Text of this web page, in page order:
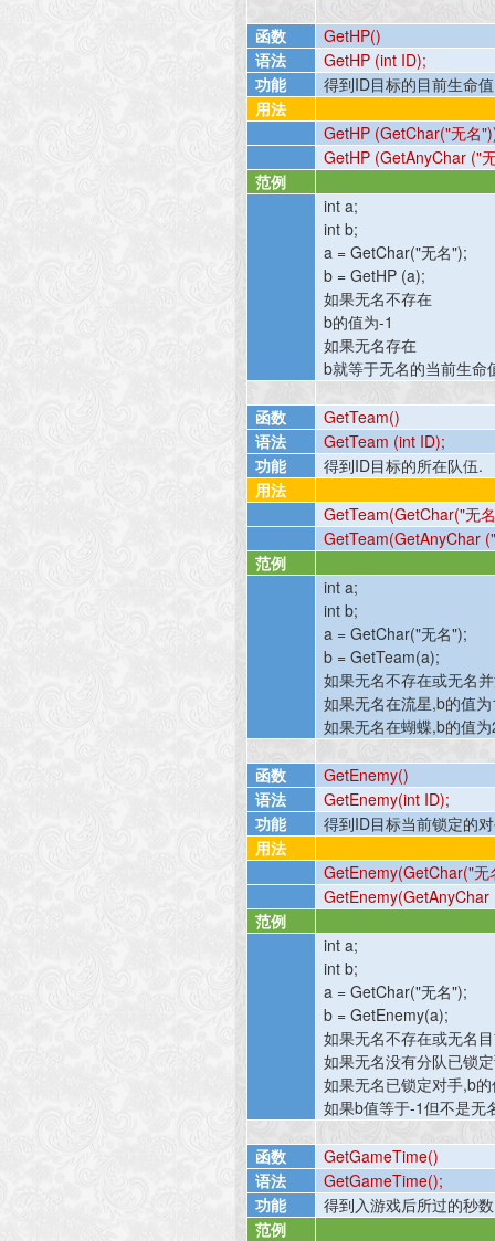
函数
GetHP()
语法
GetHP (int ID);
功能
得到ID目标的目前生命
用法
GetHP (GetChar("无名
GetHP (GetAnyChar ("
范例
int a;
int b;
a = GetChar("无名");
b = GetHP (a);
如果无名不存在
b的值为-1
如果无名存在
b就等于无名的当前生命
函数
GetTeam()
语法
GetTeam (int ID);
功能
得到ID目标的所在队伍.
用法
GetTeam(GetChar("无
GetTeam(GetAnyChar
范例
int a;
int b;
a = GetChar("无名");
b = GetTeam(a);
如果无名不存在或无名
如果无名在流星,b的值为
如果无名在蝴蝶,b的值为
函数
GetEnemy()
语法
GetEnemy(int ID);
功能
得到ID目标当前锁定的
用法
GetEnemy(GetChar("无
GetEnemy(GetAnyChar
范例
int a;
int b;
a = GetChar("无名");
b = GetEnemy(a);
如果无名不存在或无名
如果无名没有分队已锁
如果无名已锁定对手,b
如果b值等于-1但不是无
函数
GetGameTime()
语法
GetGameTime();
功能
得到入游戏后所过的秒数
范例